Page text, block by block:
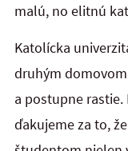
malú, no elitnú
Katolícka
druhým
a postupne rastie.
ďakujeme za to,